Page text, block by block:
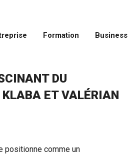
Formation Business
DU
ET VALÉRIAN
positionne comme un